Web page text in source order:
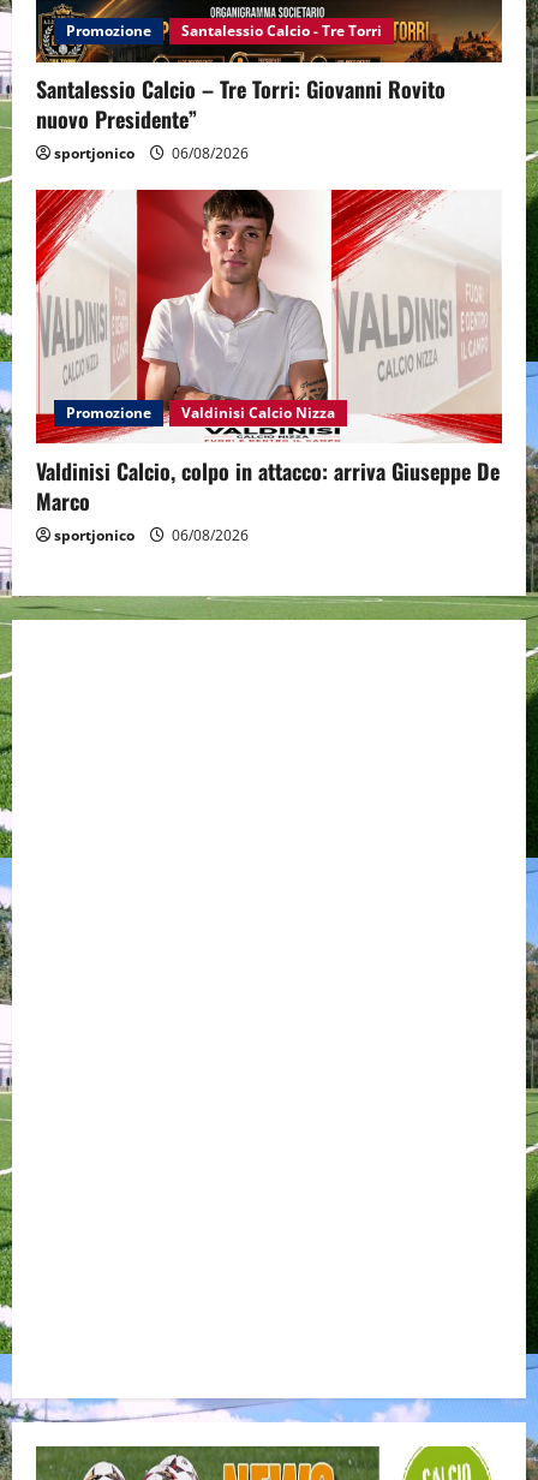
Promozione Santalessio Calcio - Tre Torri
Santalessio Calcio – Tre Torri: Giovanni Rovito
nuovo Presidente”
sportjonico 06/08/2026
Promozione Valdinisi Calcio Nizza
Valdinisi Calcio, colpo in attacco: arriva Giuseppe De
Marco
sportjonico 06/08/2026